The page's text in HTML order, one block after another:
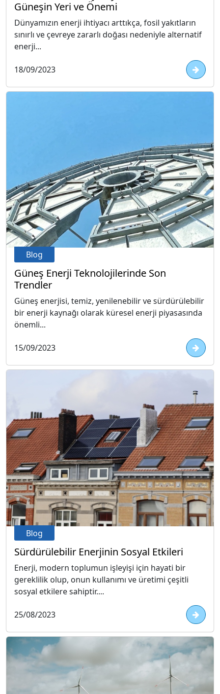
Güneşin Yeri ve Önemi
Dünyamızın enerji ihtiyacı arttıkça, fosil yakıtların
sınırlı ve çevreye zararlı doğası nedeniyle alternatif
enerji...
18/09/2023
Blog
Güneş Enerji Teknolojilerinde Son
Trendler
Güneş enerjisi, temiz, yenilenebilir ve sürdürülebilir
bir enerji kaynağı olarak küresel enerji piyasasında
önemli...
15/09/2023
Blog
Sürdürülebilir Enerjinin Sosyal Etkileri
Enerji, modern toplumun işleyişi için hayati bir
gereklilik olup, onun kullanımı ve üretimi çeşitli
sosyal etkilere sahiptir....
25/08/2023